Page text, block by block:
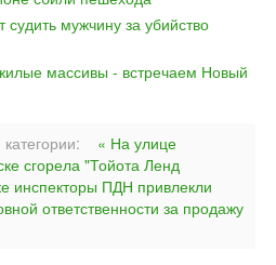
судить мужчину за убийство
массивы - встречаем Новый
« На улице
сгорела "Тойота Ленд
инспекторы ПДН привлекли
ответственности за продажу